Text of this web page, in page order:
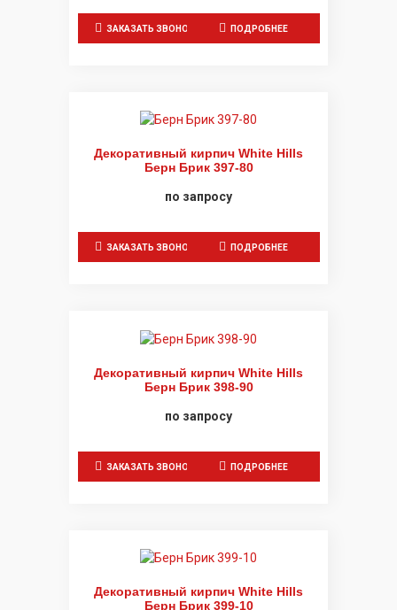
ЗАКАЗАТЬ ЗВОНОК ПОДРОБНЕЕ
Декоративный кирпич White Hills
Берн Брик 397-80
по запросу
ЗАКАЗАТЬ ЗВОНОК ПОДРОБНЕЕ
Декоративный кирпич White Hills
Берн Брик 398-90
по запросу
ЗАКАЗАТЬ ЗВОНОК ПОДРОБНЕЕ
Декоративный кирпич White Hills
Берн Брик 399-10